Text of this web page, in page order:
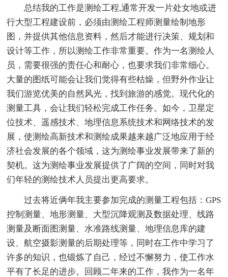
总结我的工作是测绘工程,通常开发一片处女地或进
行大型工程建设前，必须由测绘工程师测量绘制地形
图，并提供其他信息资料，然后才能进行决策、规划和
设计等工作，所以测绘工作非常重要。作为一名测绘人
员，需要很强的责任心和耐心，也要求我们非常细心。
大量的图纸可能会让我们觉得有些枯燥，但野外作业让
我们游览优美的自然风光，找到旅游的感觉。现代化的
测量工具，会让我们轻松完成工作任务。如今，卫星定
位技术、遥感技术、地理信息系统技术和网络技术的发
展，使测绘高新技术和测绘成果越来越广泛地应用于经
济社会发展的各个领域，这为测绘事业发展带来了新的
契机。这为测绘事业发展提供了广阔的空间，同时对我
们年轻的测绘技术人员提出更高要求。
过去将近俩年我主要参加完成的测量工程包括：GPS
控制测量、地形测量、大型沉降观测及数据处理、线路
测量及断面图测量、水准路线测量、地理信息库的建
设、航空摄影测量的后期处理等，同时在工作中学习了
许多的知识，也锻炼了自己，经过不懈努力，使工作水
平有了长足的进步。回顾二年来的工作，我作为一名年